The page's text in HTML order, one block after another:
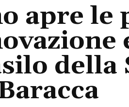
apre le
della